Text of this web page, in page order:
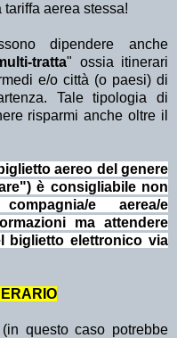
aerea stessa!
dipendere anche
tratta" ossia itinerari
e/o città (o paesi) di
Tale tipologia di
risparmi anche oltre il
aereo del genere
è consigliabile non
e aerea/e
ma attendere
biglietto elettronico via
questo caso potrebbe